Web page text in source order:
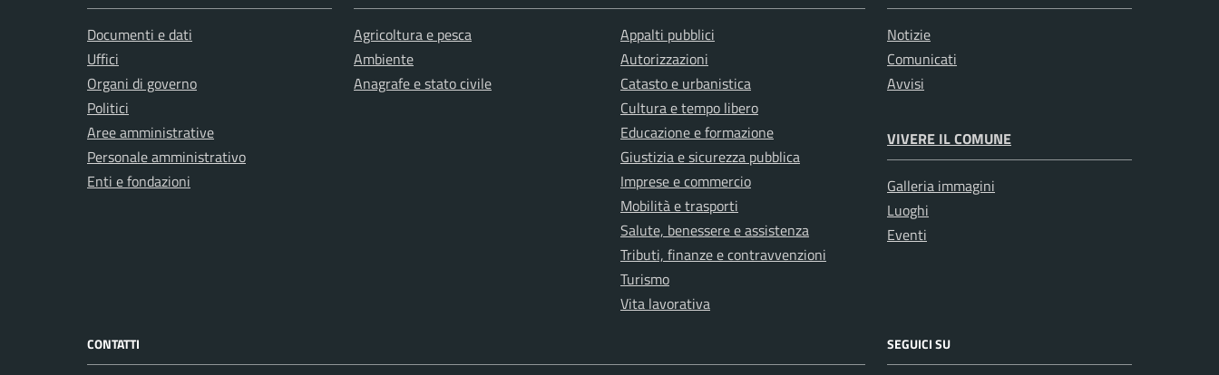
Documenti e dati
Uffici
Organi di governo
Politici
Aree amministrative
Personale amministrativo
Enti e fondazioni
Agricoltura e pesca
Ambiente
Anagrafe e stato civile
Appalti pubblici
Autorizzazioni
Catasto e urbanistica
Cultura e tempo libero
Educazione e formazione
Giustizia e sicurezza pubblica
Imprese e commercio
Mobilità e trasporti
Salute, benessere e assistenza
Tributi, finanze e contravvenzioni
Turismo
Vita lavorativa
Notizie
Comunicati
Avvisi
VIVERE IL COMUNE
Galleria immagini
Luoghi
Eventi
CONTATTI SEGUICI SU